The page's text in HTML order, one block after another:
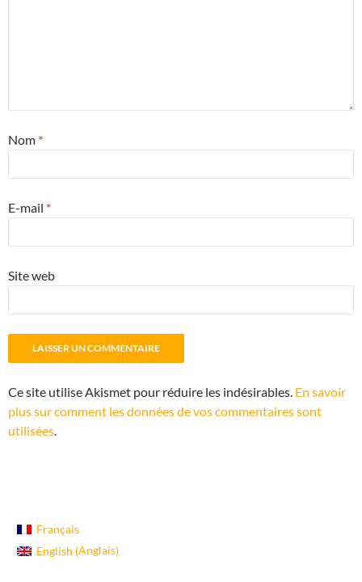
Nom *
E-mail *
Site web
Ce site utilise Akismet pour réduire les indésirables. En savoir
plus sur comment les données de vos commentaires sont
utilisées.
Français
English (Anglais)